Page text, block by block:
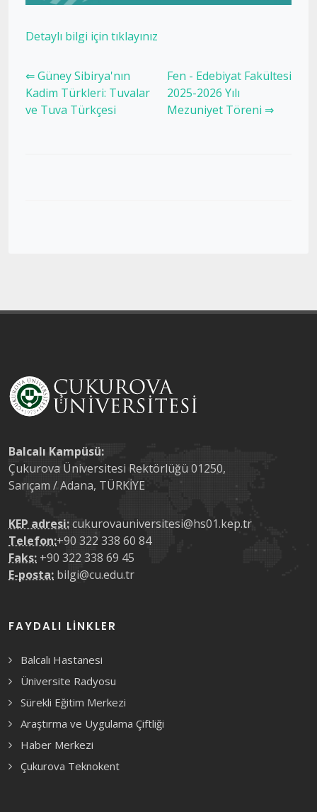
Detaylı bilgi için tıklayınız
⇐ Güney Sibirya'nın
Kadim Türkleri: Tuvalar
ve Tuva Türkçesi
Fen - Edebiyat Fakültesi
2025-2026 Yılı
Mezuniyet Töreni ⇒
Balcalı Kampüsü:
Çukurova Üniversitesi Rektörlüğü 01250,
Sarıçam / Adana, TÜRKİYE
KEP adresi:cukurovauniversitesi@hs01.kep.tr
Telefon:+90 322 338 60 84
Faks: +90 322 338 69 45
E-posta: bilgi@cu.edu.tr
FAYDALI LINKLER
Balcalı Hastanesi
Üniversite Radyosu
Sürekli Eğitim Merkezi
Araştırma ve Uygulama Çiftliği
Haber Merkezi
Çukurova Teknokent